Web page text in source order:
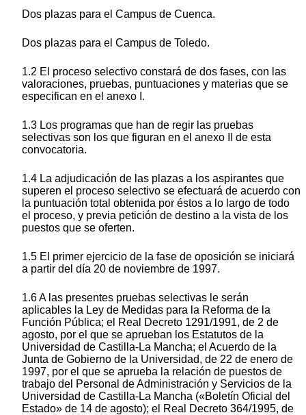
Dos plazas para el Campus de Cuenca.
Dos plazas para el Campus de Toledo.
1.2 El proceso selectivo constará de dos fases, con las
valoraciones, pruebas, puntuaciones y materias que se
especifican en el anexo I.
1.3 Los programas que han de regir las pruebas
selectivas son los que figuran en el anexo II de esta
convocatoria.
1.4 La adjudicación de las plazas a los aspirantes que
superen el proceso selectivo se efectuará de acuerdo con
la puntuación total obtenida por éstos a lo largo de todo
el proceso, y previa petición de destino a la vista de los
puestos que se oferten.
1.5 El primer ejercicio de la fase de oposición se iniciará
a partir del día 20 de noviembre de 1997.
1.6 A las presentes pruebas selectivas le serán
aplicables la Ley de Medidas para la Reforma de la
Función Pública; el Real Decreto 1291/1991, de 2 de
agosto, por el que se aprueban los Estatutos de la
Universidad de Castilla-La Mancha; el Acuerdo de la
Junta de Gobierno de la Universidad, de 22 de enero de
1997, por el que se aprueba la relación de puestos de
trabajo del Personal de Administración y Servicios de la
Universidad de Castilla-La Mancha («Boletín Oficial del
Estado» de 14 de agosto); el Real Decreto 364/1995, de